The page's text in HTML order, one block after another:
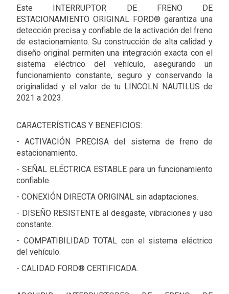
Este INTERRUPTOR DE FRENO DE
ESTACIONAMIENTO ORIGINAL FORD® garantiza una
detección precisa y confiable de la activación del freno
de estacionamiento. Su construcción de alta calidad y
diseño original permiten una integración exacta con el
sistema eléctrico del vehículo, asegurando un
funcionamiento constante, seguro y conservando la
originalidad y el valor de tu LINCOLN NAUTILUS de
2021 a 2023.
CARACTERÍSTICAS Y BENEFICIOS:
- ACTIVACIÓN PRECISA del sistema de freno de
estacionamiento.
- SEÑAL ELÉCTRICA ESTABLE para un funcionamiento
confiable.
- CONEXIÓN DIRECTA ORIGINAL sin adaptaciones.
- DISEÑO RESISTENTE al desgaste, vibraciones y uso
constante.
- COMPATIBILIDAD TOTAL con el sistema eléctrico
del vehículo.
- CALIDAD FORD® CERTIFICADA.